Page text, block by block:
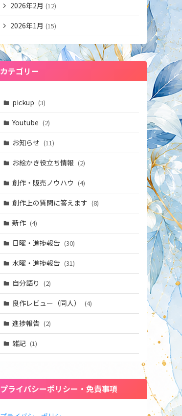
2026年2月 (12)
2026年1月 (15)
カテゴリー
pickup (3)
Youtube (2)
お知らせ (11)
お絵かき役立ち情報 (2)
創作・販売ノウハウ (4)
創作上の質問に答えます (8)
新作 (4)
日曜・進捗報告 (30)
水曜・進捗報告 (31)
自分語り (2)
良作レビュー（同人） (4)
進捗報告 (2)
雑記 (1)
プライバシーポリシー・免責事項